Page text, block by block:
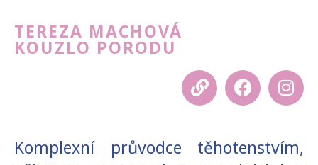
TEREZA MACHOVÁ
KOUZLO PORODU
Komplexní průvodce těhotenstvím,